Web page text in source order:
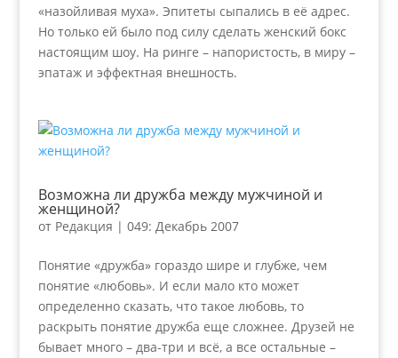
«назойливая муха». Эпитеты сыпались в её адрес.
Но только ей было под силу сделать женский бокс
настоящим шоу. На ринге – напористость, в миру –
эпатаж и эффектная внешность.
Возможна ли дружба между мужчиной и
женщиной?
от Редакция | 049: Декабрь 2007
Понятие «дружба» гораздо шире и глубже, чем
понятие «любовь». И если мало кто может
определенно сказать, что такое любовь, то
раскрыть понятие дружба еще сложнее. Друзей не
бывает много – два-три и всё, а все остальные –